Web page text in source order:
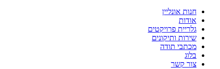
חנות אונליין
אודות
גלריית פרויקטים
שירות ותיקונים
מכתבי תודה
בלוג
צור קשר